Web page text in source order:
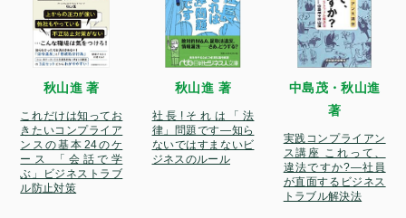
秋山進 著
これだけは知ってお
きたいコンプライア
ンスの基本24のケ
ース 「会話で学
ぶ」ビジネストラブ
ル防止対策
秋山進 著
社長!それは「法
律」問題です―知ら
ないではすまないビ
ジネスのルール
中島茂・秋山進
著
実践コンプライアン
ス講座 これって、
違法ですか?―社員
が直面するビジネス
トラブル解決法